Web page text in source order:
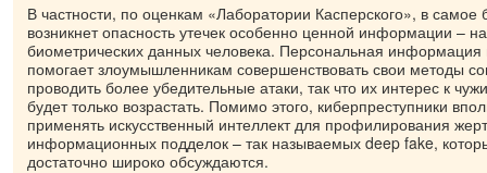
В частности, по оценкам «Лаборатории Касперского», в
возникнет опасность утечек особенно ценной информации –
биометрических данных человека. Персональная информация
помогает злоумышленникам совершенствовать свои методы
проводить более убедительные атаки, так что их интерес к
будет только возрастать. Помимо этого, киберпреступники
применять искусственный интеллект для профилирования
информационных подделок – так называемых deep fake,
достаточно широко обсуждаются.